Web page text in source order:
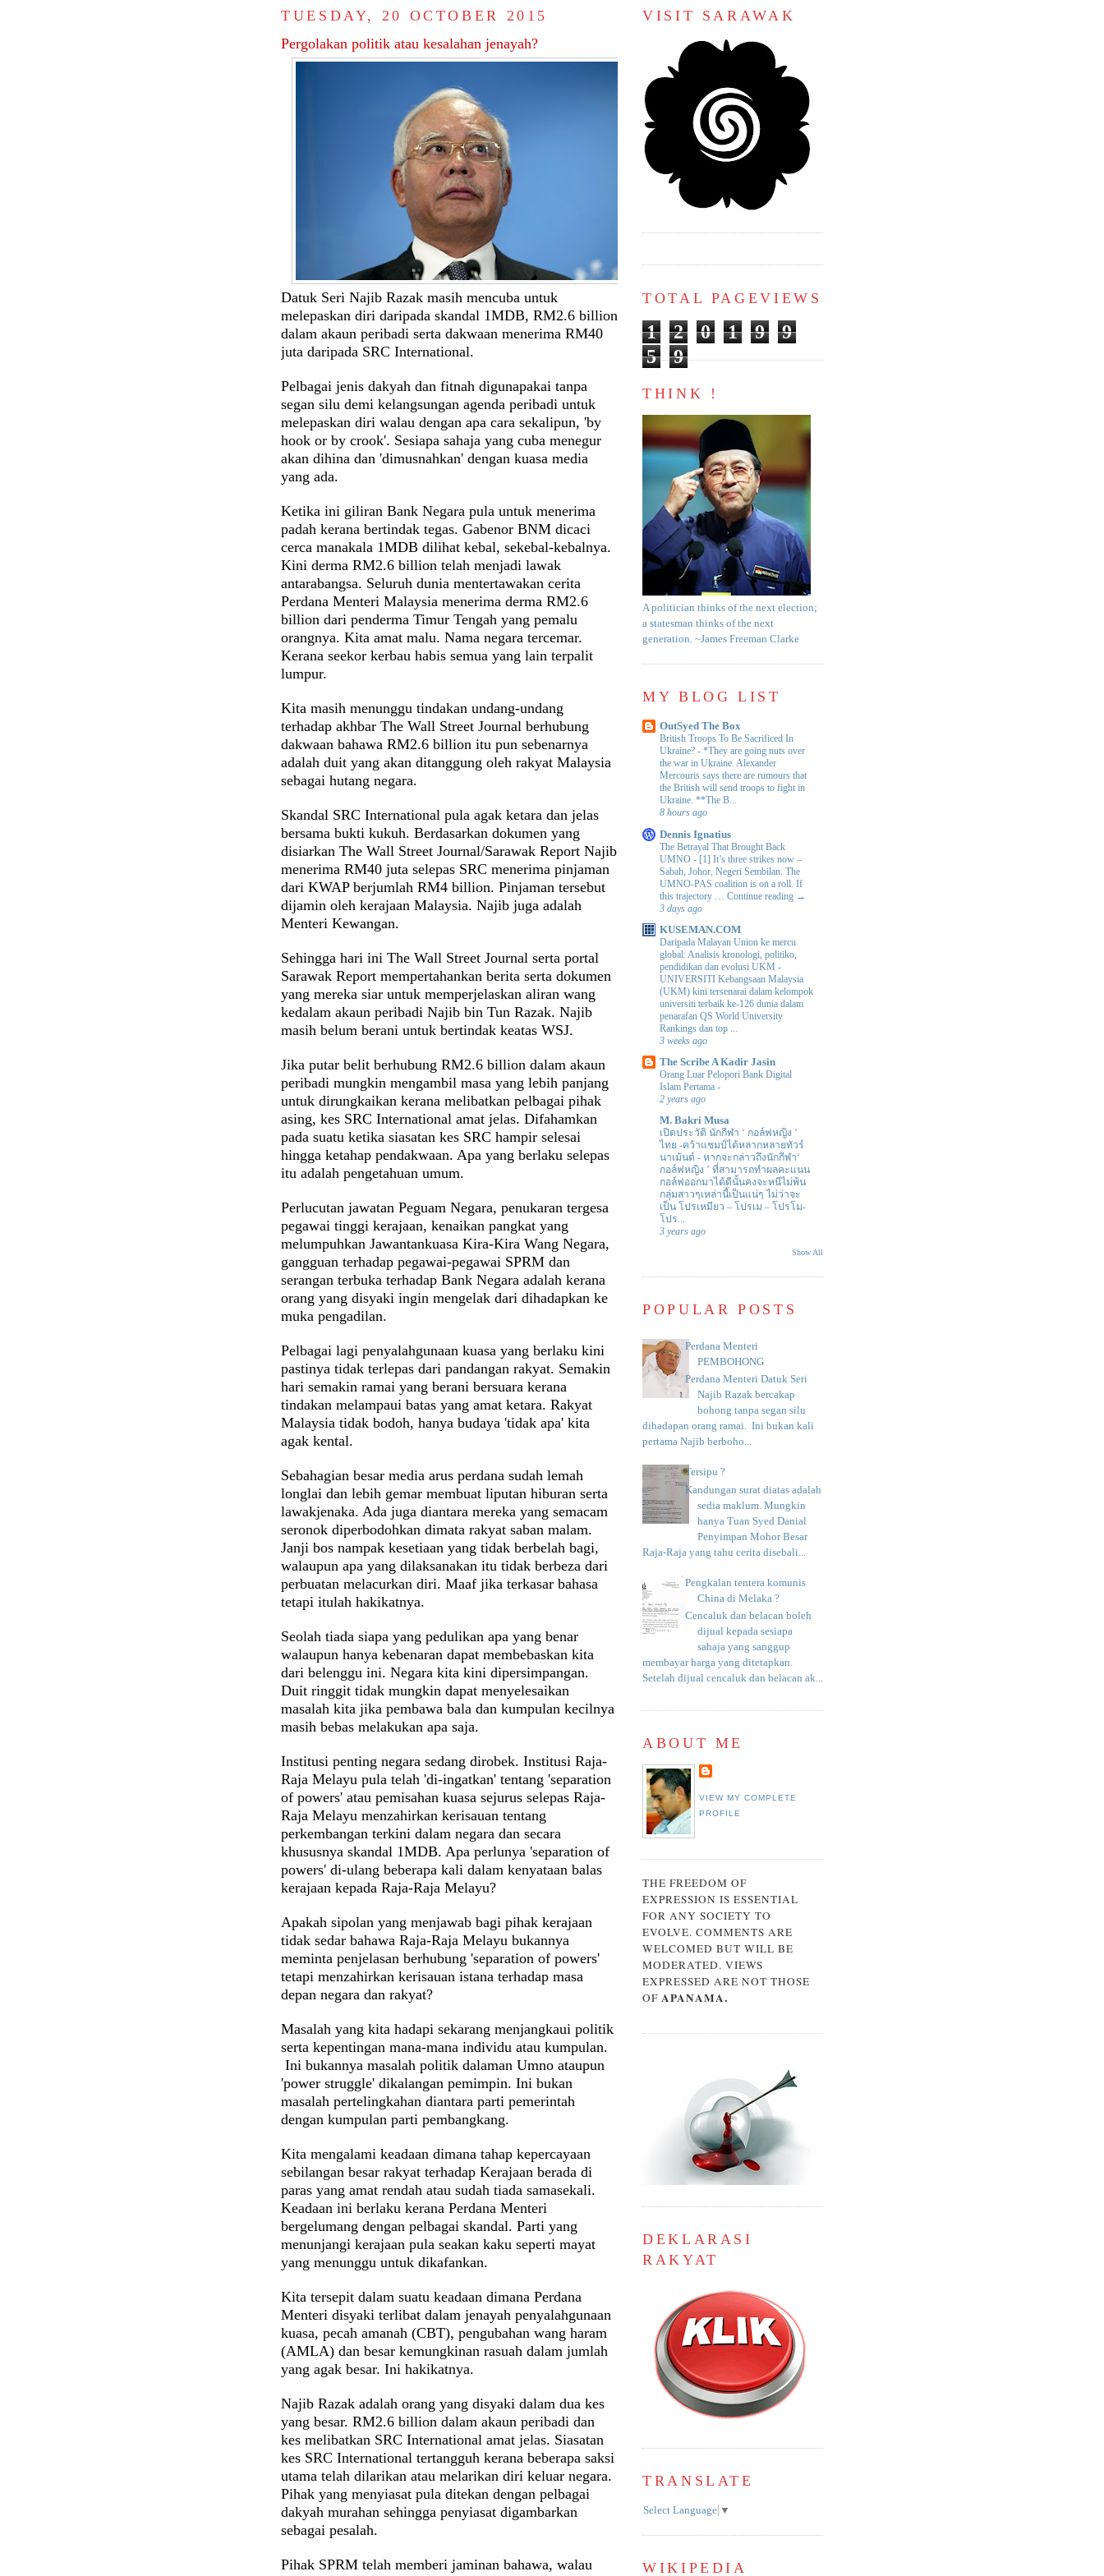
TUESDAY, 20 OCTOBER 2015
Pergolakan politik atau kesalahan jenayah?
Datuk Seri Najib Razak masih mencuba untuk
melepaskan diri daripada skandal 1MDB, RM2.6 billion
dalam akaun peribadi serta dakwaan menerima RM40
juta daripada SRC International.
Pelbagai jenis dakyah dan fitnah digunapakai tanpa
segan silu demi kelangsungan agenda peribadi untuk
melepaskan diri walau dengan apa cara sekalipun, 'by
hook or by crook'. Sesiapa sahaja yang cuba menegur
akan dihina dan 'dimusnahkan' dengan kuasa media
yang ada.
Ketika ini giliran Bank Negara pula untuk menerima
padah kerana bertindak tegas. Gabenor BNM dicaci
cerca manakala 1MDB dilihat kebal, sekebal-kebalnya.
Kini derma RM2.6 billion telah menjadi lawak
antarabangsa. Seluruh dunia mentertawakan cerita
Perdana Menteri Malaysia menerima derma RM2.6
billion dari penderma Timur Tengah yang pemalu
orangnya. Kita amat malu. Nama negara tercemar.
Kerana seekor kerbau habis semua yang lain terpalit
lumpur.
Kita masih menunggu tindakan undang-undang
terhadap akhbar The Wall Street Journal berhubung
dakwaan bahawa RM2.6 billion itu pun sebenarnya
adalah duit yang akan ditanggung oleh rakyat Malaysia
sebagai hutang negara.
Skandal SRC International pula agak ketara dan jelas
bersama bukti kukuh. Berdasarkan dokumen yang
disiarkan The Wall Street Journal/Sarawak Report Najib
menerima RM40 juta selepas SRC menerima pinjaman
dari KWAP berjumlah RM4 billion. Pinjaman tersebut
dijamin oleh kerajaan Malaysia. Najib juga adalah
Menteri Kewangan.
Sehingga hari ini The Wall Street Journal serta portal
Sarawak Report mempertahankan berita serta dokumen
yang mereka siar untuk memperjelaskan aliran wang
kedalam akaun peribadi Najib bin Tun Razak. Najib
masih belum berani untuk bertindak keatas WSJ.
Jika putar belit berhubung RM2.6 billion dalam akaun
peribadi mungkin mengambil masa yang lebih panjang
untuk dirungkaikan kerana melibatkan pelbagai pihak
asing, kes SRC International amat jelas. Difahamkan
pada suatu ketika siasatan kes SRC hampir selesai
hingga ketahap pendakwaan. Apa yang berlaku selepas
itu adalah pengetahuan umum.
Perlucutan jawatan Peguam Negara, penukaran tergesa
pegawai tinggi kerajaan, kenaikan pangkat yang
melumpuhkan Jawantankuasa Kira-Kira Wang Negara,
gangguan terhadap pegawai-pegawai SPRM dan
serangan terbuka terhadap Bank Negara adalah kerana
orang yang disyaki ingin mengelak dari dihadapkan ke
muka pengadilan.
Pelbagai lagi penyalahgunaan kuasa yang berlaku kini
pastinya tidak terlepas dari pandangan rakyat. Semakin
hari semakin ramai yang berani bersuara kerana
tindakan melampaui batas yang amat ketara. Rakyat
Malaysia tidak bodoh, hanya budaya 'tidak apa' kita
agak kental.
Sebahagian besar media arus perdana sudah lemah
longlai dan lebih gemar membuat liputan hiburan serta
lawakjenaka. Ada juga diantara mereka yang semacam
seronok diperbodohkan dimata rakyat saban malam.
Janji bos nampak kesetiaan yang tidak berbelah bagi,
walaupun apa yang dilaksanakan itu tidak berbeza dari
perbuatan melacurkan diri. Maaf jika terkasar bahasa
tetapi itulah hakikatnya.
Seolah tiada siapa yang pedulikan apa yang benar
walaupun hanya kebenaran dapat membebaskan kita
dari belenggu ini. Negara kita kini dipersimpangan.
Duit ringgit tidak mungkin dapat menyelesaikan
masalah kita jika pembawa bala dan kumpulan kecilnya
masih bebas melakukan apa saja.
Institusi penting negara sedang dirobek. Institusi Raja-
Raja Melayu pula telah 'di-ingatkan' tentang 'separation
of powers' atau pemisahan kuasa sejurus selepas Raja-
Raja Melayu menzahirkan kerisauan tentang
perkembangan terkini dalam negara dan secara
khususnya skandal 1MDB. Apa perlunya 'separation of
powers' di-ulang beberapa kali dalam kenyataan balas
kerajaan kepada Raja-Raja Melayu?
Apakah sipolan yang menjawab bagi pihak kerajaan
tidak sedar bahawa Raja-Raja Melayu bukannya
meminta penjelasan berhubung 'separation of powers'
tetapi menzahirkan kerisauan istana terhadap masa
depan negara dan rakyat?
Masalah yang kita hadapi sekarang menjangkaui politik
serta kepentingan mana-mana individu atau kumpulan.
Ini bukannya masalah politik dalaman Umno ataupun
'power struggle' dikalangan pemimpin. Ini bukan
masalah pertelingkahan diantara parti pemerintah
dengan kumpulan parti pembangkang.
Kita mengalami keadaan dimana tahap kepercayaan
sebilangan besar rakyat terhadap Kerajaan berada di
paras yang amat rendah atau sudah tiada samasekali.
Keadaan ini berlaku kerana Perdana Menteri
bergelumang dengan pelbagai skandal. Parti yang
menunjangi kerajaan pula seakan kaku seperti mayat
yang menunggu untuk dikafankan.
Kita tersepit dalam suatu keadaan dimana Perdana
Menteri disyaki terlibat dalam jenayah penyalahgunaan
kuasa, pecah amanah (CBT), pengubahan wang haram
(AMLA) dan besar kemungkinan rasuah dalam jumlah
yang agak besar. Ini hakikatnya.
Najib Razak adalah orang yang disyaki dalam dua kes
yang besar. RM2.6 billion dalam akaun peribadi dan
kes melibatkan SRC International amat jelas. Siasatan
kes SRC International tertangguh kerana beberapa saksi
utama telah dilarikan atau melarikan diri keluar negara.
Pihak yang menyiasat pula ditekan dengan pelbagai
dakyah murahan sehingga penyiasat digambarkan
sebagai pesalah.
Pihak SPRM telah memberi jaminan bahawa, walau
VISIT SARAWAK
TOTAL PAGEVIEWS
1 2 0 1 9
9
5
9
THINK !
A politician thinks of the next election;
a statesman thinks of the next
generation. ~James Freeman Clarke
MY BLOG LIST
OutSyed The Box
British Troops To Be Sacrificed In
Ukraine? - *They are going nuts over
the war in Ukraine. Alexander
Mercouris says there are rumours that
the British will send troops to fight in
Ukraine. **The B...
8 hours ago
Dennis Ignatius
The Betrayal That Brought Back
UMNO - [1] It’s three strikes now –
Sabah, Johor, Negeri Sembilan. The
UMNO-PAS coalition is on a roll. If
this trajectory … Continue reading →
3 days ago
KUSEMAN.COM
Daripada Malayan Union ke mercu
global: Analisis kronologi, politiko,
pendidikan dan evolusi UKM -
UNIVERSITI Kebangsaan Malaysia
(UKM) kini tersenarai dalam kelompok
universiti terbaik ke-126 dunia dalam
penarafan QS World University
Rankings dan top ...
3 weeks ago
The Scribe A Kadir Jasin
Orang Luar Pelopori Bank Digital
Islam Pertama -
2 years ago
M. Bakri Musa
เปิดประวัติ นักกีฬา ‘ กอล์ฟหญิง ’
ไทย -คว้าแชมป์ได้หลากหลายทัวร์
นาเม้นต์ - หากจะกล่าวถึงนักกีฬา‘
กอล์ฟหญิง ’ ที่สามารถทำผลคะแนน
กอล์ฟออกมาได้ดีนั้นคงจะหนีไม่พ้น
กลุ่มสาวๆเหล่านี้เป็นแน่ๆ ไม่ว่าจะ
เป็น โปรเหมียว – โปรเม – โปรโม-
โปร...
3 years ago
Show All
POPULAR POSTS
Perdana Menteri
PEMBOHONG
Perdana Menteri Datuk Seri
Najib Razak bercakap
bohong tanpa segan silu
dihadapan orang ramai. Ini bukan kali
pertama Najib berboho...
Tersipu ?
Kandungan surat diatas adalah
sedia maklum. Mungkin
hanya Tuan Syed Danial
Penyimpan Mohor Besar
Raja-Raja yang tahu cerita disebali...
Pengkalan tentera komunis
China di Melaka ?
Cencaluk dan belacan boleh
dijual kepada sesiapa
sahaja yang sanggup
membayar harga yang ditetapkan.
Setelah dijual cencaluk dan belacan ak...
ABOUT ME
VIEW MY COMPLETE
PROFILE
THE FREEDOM OF
EXPRESSION IS ESSENTIAL
FOR ANY SOCIETY TO
EVOLVE. COMMENTS ARE
WELCOMED BUT WILL BE
MODERATED. VIEWS
EXPRESSED ARE NOT THOSE
OF APANAMA.
DEKLARASI
RAKYAT
TRANSLATE
Select Language ▼
WIKIPEDIA